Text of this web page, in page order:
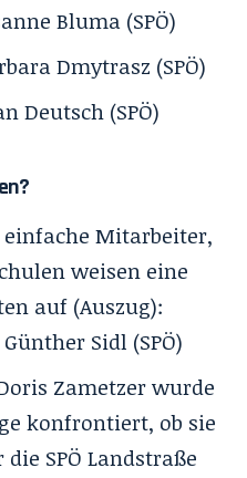
Bluma (SPÖ)
Dmytrasz (SPÖ)
Deutsch (SPÖ)
Mitarbeiter,
weisen eine
auf (Auszug):
Günther Sidl (SPÖ)
Zametzer wurde
konfrontiert, ob sie
SPÖ Landstraße